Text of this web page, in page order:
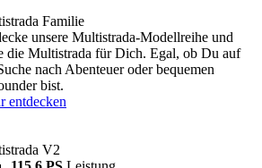
Familie
unsere Multistrada-Modellreihe und
die Multistrada für Dich. Egal, ob Du auf
nach Abenteuer oder bequemen
bist.
entdecken
V2